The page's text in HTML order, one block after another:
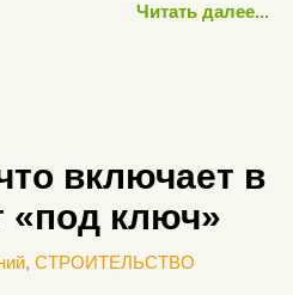
Читать далее...
включает в
«под ключ»
, СТРОИТЕЛЬСТВО